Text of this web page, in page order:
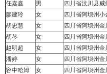
任嘉鑫
男 四川省汶川县
廖建玲
女 四川省阿坝州
胡忠慧
女 四川省阿坝州
胡琴
女 四川省阿坝州
赵明超
女 四川省阿坝州
潘婷
女 四川省阿坝州
容中哈姆
女 四川省阿坝州